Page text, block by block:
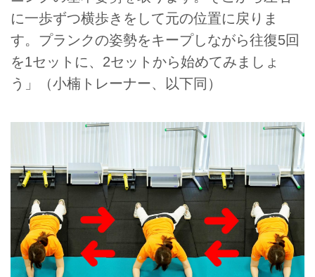
に一歩ずつ横歩きをして元の位置に戻りま
す。プランクの姿勢をキープしながら往復5回
を1セットに、2セットから始めてみましょ
う」（小楠トレーナー、以下同）